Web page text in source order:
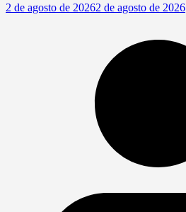
2 de agosto de 20262 de agosto de 2026